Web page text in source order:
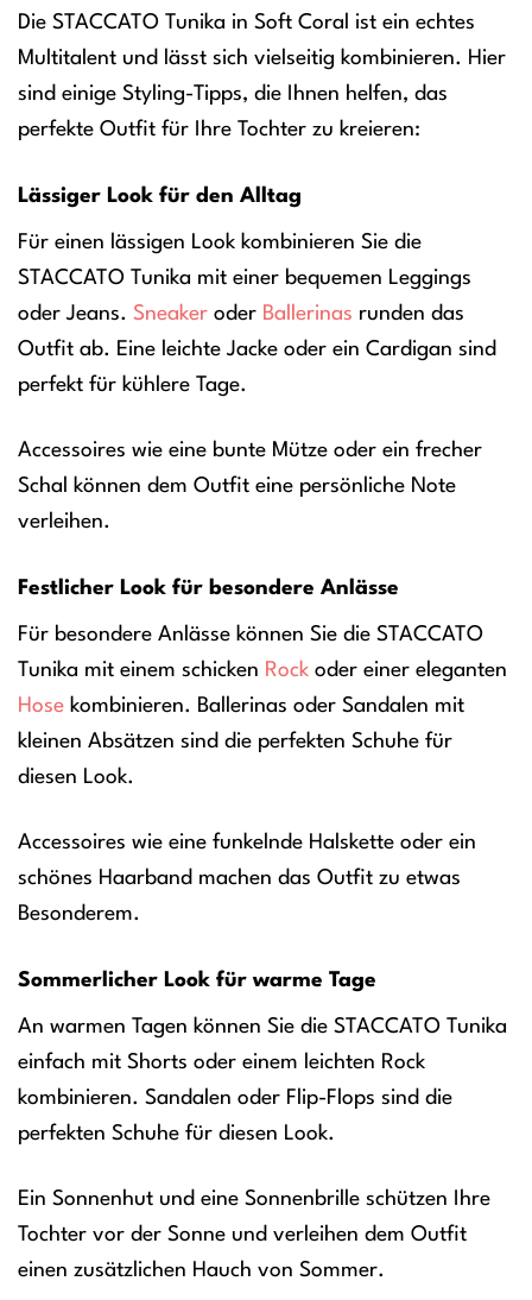
Die STACCATO Tunika in Soft Coral ist ein echtes
Multitalent und lässt sich vielseitig kombinieren. Hier
sind einige Styling-Tipps, die Ihnen helfen, das
perfekte Outfit für Ihre Tochter zu kreieren:
Lässiger Look für den Alltag
Für einen lässigen Look kombinieren Sie die
STACCATO Tunika mit einer bequemen Leggings
oder Jeans. Sneaker oder Ballerinas runden das
Outfit ab. Eine leichte Jacke oder ein Cardigan sind
perfekt für kühlere Tage.
Accessoires wie eine bunte Mütze oder ein frecher
Schal können dem Outfit eine persönliche Note
verleihen.
Festlicher Look für besondere Anlässe
Für besondere Anlässe können Sie die STACCATO
Tunika mit einem schicken Rock oder einer eleganten
Hose kombinieren. Ballerinas oder Sandalen mit
kleinen Absätzen sind die perfekten Schuhe für
diesen Look.
Accessoires wie eine funkelnde Halskette oder ein
schönes Haarband machen das Outfit zu etwas
Besonderem.
Sommerlicher Look für warme Tage
An warmen Tagen können Sie die STACCATO Tunika
einfach mit Shorts oder einem leichten Rock
kombinieren. Sandalen oder Flip-Flops sind die
perfekten Schuhe für diesen Look.
Ein Sonnenhut und eine Sonnenbrille schützen Ihre
Tochter vor der Sonne und verleihen dem Outfit
einen zusätzlichen Hauch von Sommer.